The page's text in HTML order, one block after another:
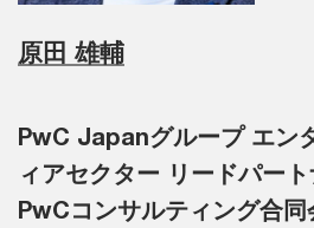
原田 雄輔
PwC Japanグループ エン
ィアセクター リードパー
PwCコンサルティング合